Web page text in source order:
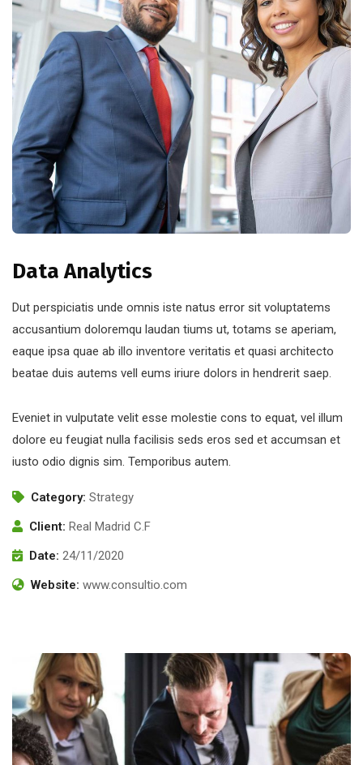
Data Analytics
Dut perspiciatis unde omnis iste natus error sit voluptatems
accusantium doloremqu laudan tiums ut, totams se aperiam,
eaque ipsa quae ab illo inventore veritatis et quasi architecto
beatae duis autems vell eums iriure dolors in hendrerit saep.
Eveniet in vulputate velit esse molestie cons to equat, vel illum
dolore eu feugiat nulla facilisis seds eros sed et accumsan et
iusto odio dignis sim. Temporibus autem.
Category: Strategy
Client: Real Madrid C.F
Date: 24/11/2020
Website: www.consultio.com